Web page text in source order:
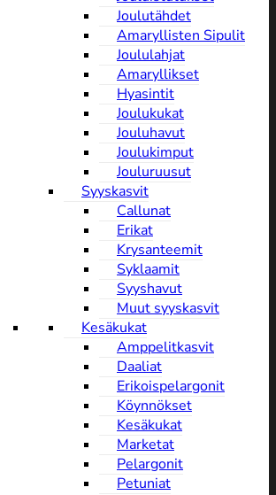
Joulutähdet
Amaryllisten Sipulit
Joululahjat
Amaryllikset
Hyasintit
Joulukukat
Jouluhavut
Joulukimput
Jouluruusut
Syyskasvit
Callunat
Erikat
Krysanteemit
Syklaamit
Syyshavut
Muut syyskasvit
Kesäkukat
Amppelitkasvit
Daaliat
Erikoispelargonit
Köynnökset
Kesäkukat
Marketat
Pelargonit
Petuniat